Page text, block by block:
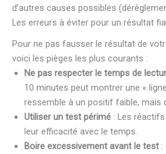
d’autres causes possibles
Les erreurs à éviter pour un résultat
Pour ne pas fausser le résultat de
voici les pièges les plus courants :
Ne pas respecter le temps de
10 minutes peut montrer une «
ressemble à un positif faible, mais
Utiliser un test périmé : Les
leur efficacité avec le temps.
Boire excessivement avant le test :